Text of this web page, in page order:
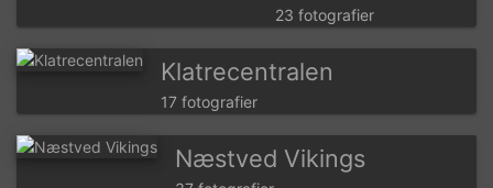
23 fotografier
Klatrecentralen
17 fotografier
Næstved Vikings